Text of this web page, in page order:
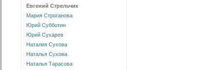
Евгений Стрельчик
Мария Строганова
Юрий Субботин
Юрий Сухарев
Наталия Сухова
Наталья Сухова
Наталья Тарасова